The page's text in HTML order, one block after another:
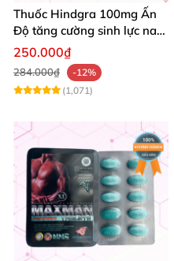
Thuốc Hindgra 100mg Ấn
Độ tăng cường sinh lực nam
chống xuất tinh sớm mua
250.000₫
284.000₫
-12%
(1,071)